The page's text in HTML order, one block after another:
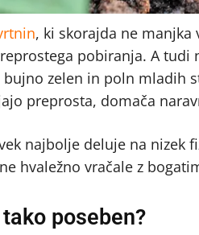
, ki skorajda ne
pobiranja. A
bujno zelen in poln mladih
preprosta, domača
najbolje deluje na nizek
hvaležno vračale z
poseben?